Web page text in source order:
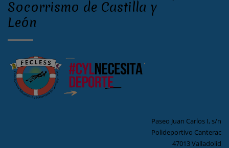
Socorrismo de Castilla y
León
Paseo Juan Carlos I, s/n
Polideportivo Canterac
47013 Valladolid